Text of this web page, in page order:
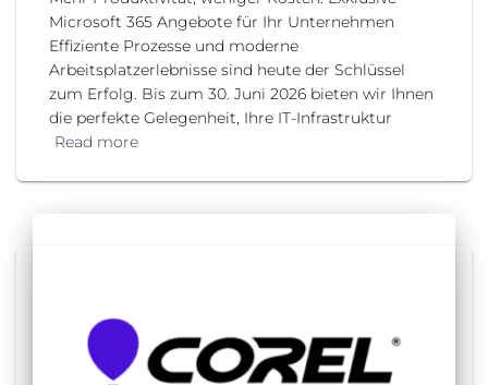
Microsoft 365 Angebote für Ihr Unternehmen
Effiziente Prozesse und moderne
Arbeitsplatzerlebnisse sind heute der Schlüssel
zum Erfolg. Bis zum 30. Juni 2026 bieten wir Ihnen
die perfekte Gelegenheit, Ihre IT-Infrastruktur
Read more